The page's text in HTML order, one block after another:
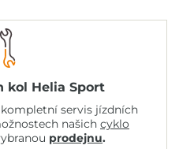
kol Helia Sport
servis jízdních
našich cyklo
prodejnu.